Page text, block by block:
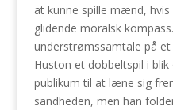
at kunne spille mænd,
glidende moralsk
understrømssamtale på
Huston et dobbeltspil i
publikum til at læne sig
sandheden, men han